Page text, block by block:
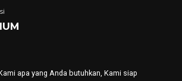
apa yang Anda butuhkan, Kami siap